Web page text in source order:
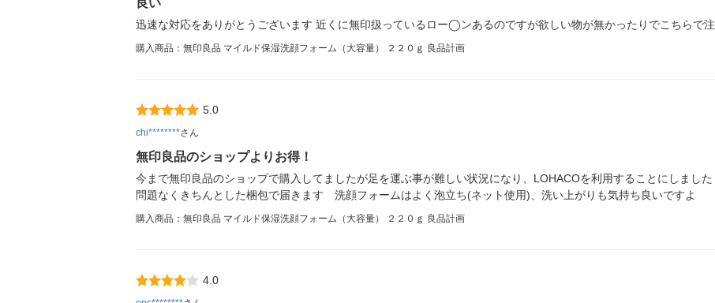
良い
迅速な対応をありがとうございます 近くに無印扱っているロー◯ンあるのですが欲しい物が無かったりでこちらで
購入商品：無印良品 マイルド保湿洗顔フォーム（大容量） ２２０ｇ 良品計画
5.0
chi********さん
無印良品のショップよりお得！
今まで無印良品のショップで購入してましたが足を運ぶ事が難しい状況になり、LOHACOを利用することにしまし
問題なくきちんとした梱包で届きます 洗顔フォームはよく泡立ち(ネット使用)、洗い上がりも気持ち良いですよ
購入商品：無印良品 マイルド保湿洗顔フォーム（大容量） ２２０ｇ 良品計画
4.0